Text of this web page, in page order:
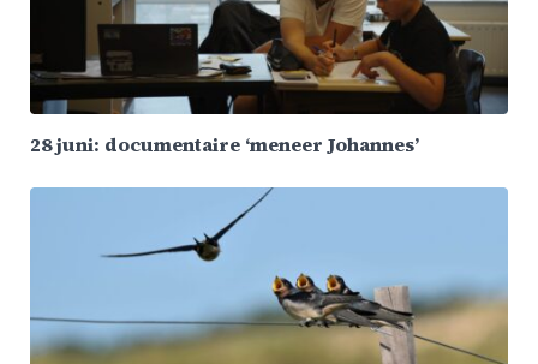
28 juni: documentaire ‘meneer Johannes’